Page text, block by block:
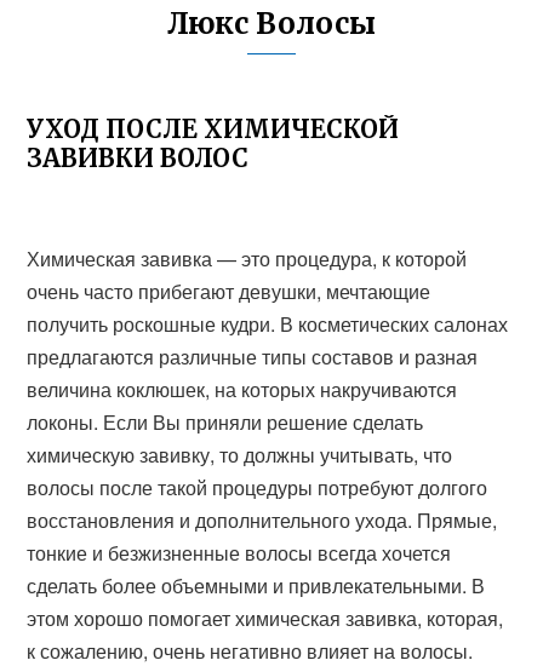
Люкс Волосы
УХОД ПОСЛЕ ХИМИЧЕСКОЙ
ЗАВИВКИ ВОЛОС
Химическая завивка — это процедура, к которой
очень часто прибегают девушки, мечтающие
получить роскошные кудри. В косметических салонах
предлагаются различные типы составов и разная
величина коклюшек, на которых накручиваются
локоны. Если Вы приняли решение сделать
химическую завивку, то должны учитывать, что
волосы после такой процедуры потребуют долгого
восстановления и дополнительного ухода. Прямые,
тонкие и безжизненные волосы всегда хочется
сделать более объемными и привлекательными. В
этом хорошо помогает химическая завивка, которая,
к сожалению, очень негативно влияет на волосы.